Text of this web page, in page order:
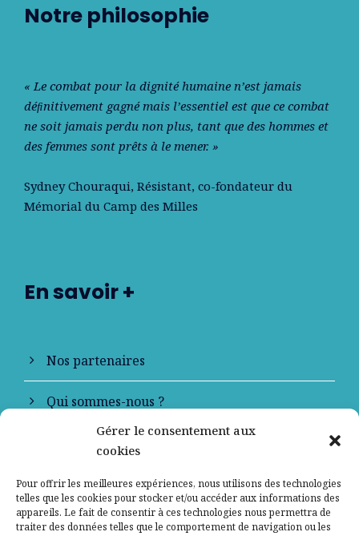
Gérer le consentement aux
cookies
Pour offrir les meilleures expériences, nous utilisons des technologies
telles que les cookies pour stocker et/ou accéder aux informations des
appareils. Le fait de consentir à ces technologies nous permettra de
traiter des données telles que le comportement de navigation ou les
Notre philosophie
« Le combat pour la dignité humaine n’est jamais
déﬁnitivement gagné mais l’essentiel est que ce combat
ne soit jamais perdu non plus, tant que des hommes et
des femmes sont prêts à le mener. »
Sydney Chouraqui, Résistant, co-fondateur du
Mémorial du Camp des Milles
En savoir +
Nos partenaires
Qui sommes-nous ?
Contactez-nous
Mentions légales
Politique de confidentialité